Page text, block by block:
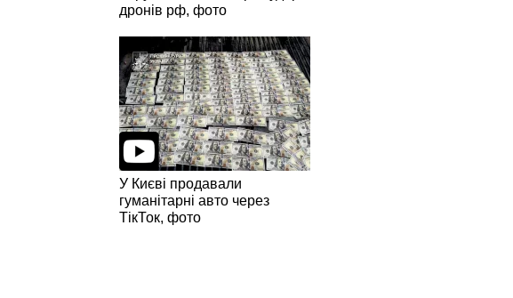
дронів рф, фото
У Києві продавали
гуманітарні авто через
ТікТок, фото